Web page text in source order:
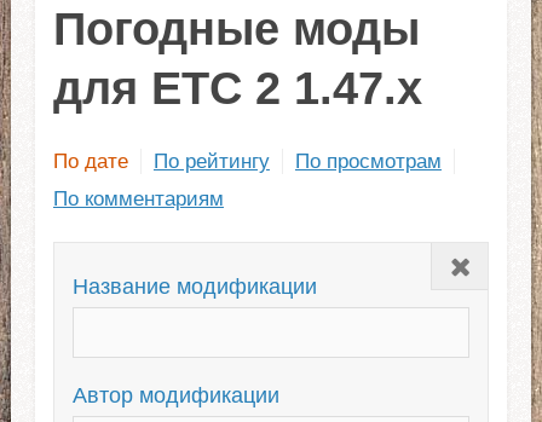
Погодные моды
для ЕТС 2 1.47.x
По дате По рейтингу
По просмотрам
По комментариям
Закрыть
Название модификации
Автор модификации